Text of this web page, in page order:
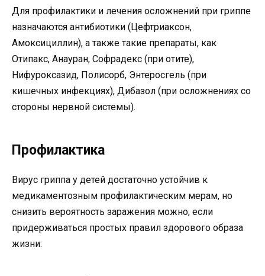
Для профилактики и лечения осложнений при гриппе
назначаются антибиотики (Цефтриаксон,
Амоксициллин), а также такие препараты, как
Отипакс, Анауран, Софрадекс (при отите),
Нифуроксазид, Полисорб, Энтеросгель (при
кишечных инфекциях), Дибазол (при осложнениях со
стороны нервной системы).
Профилактика
Вирус гриппа у детей достаточно устойчив к
медикаментозным профилактическим мерам, но
снизить вероятность заражения можно, если
придерживаться простых правил здорового образа
жизни: